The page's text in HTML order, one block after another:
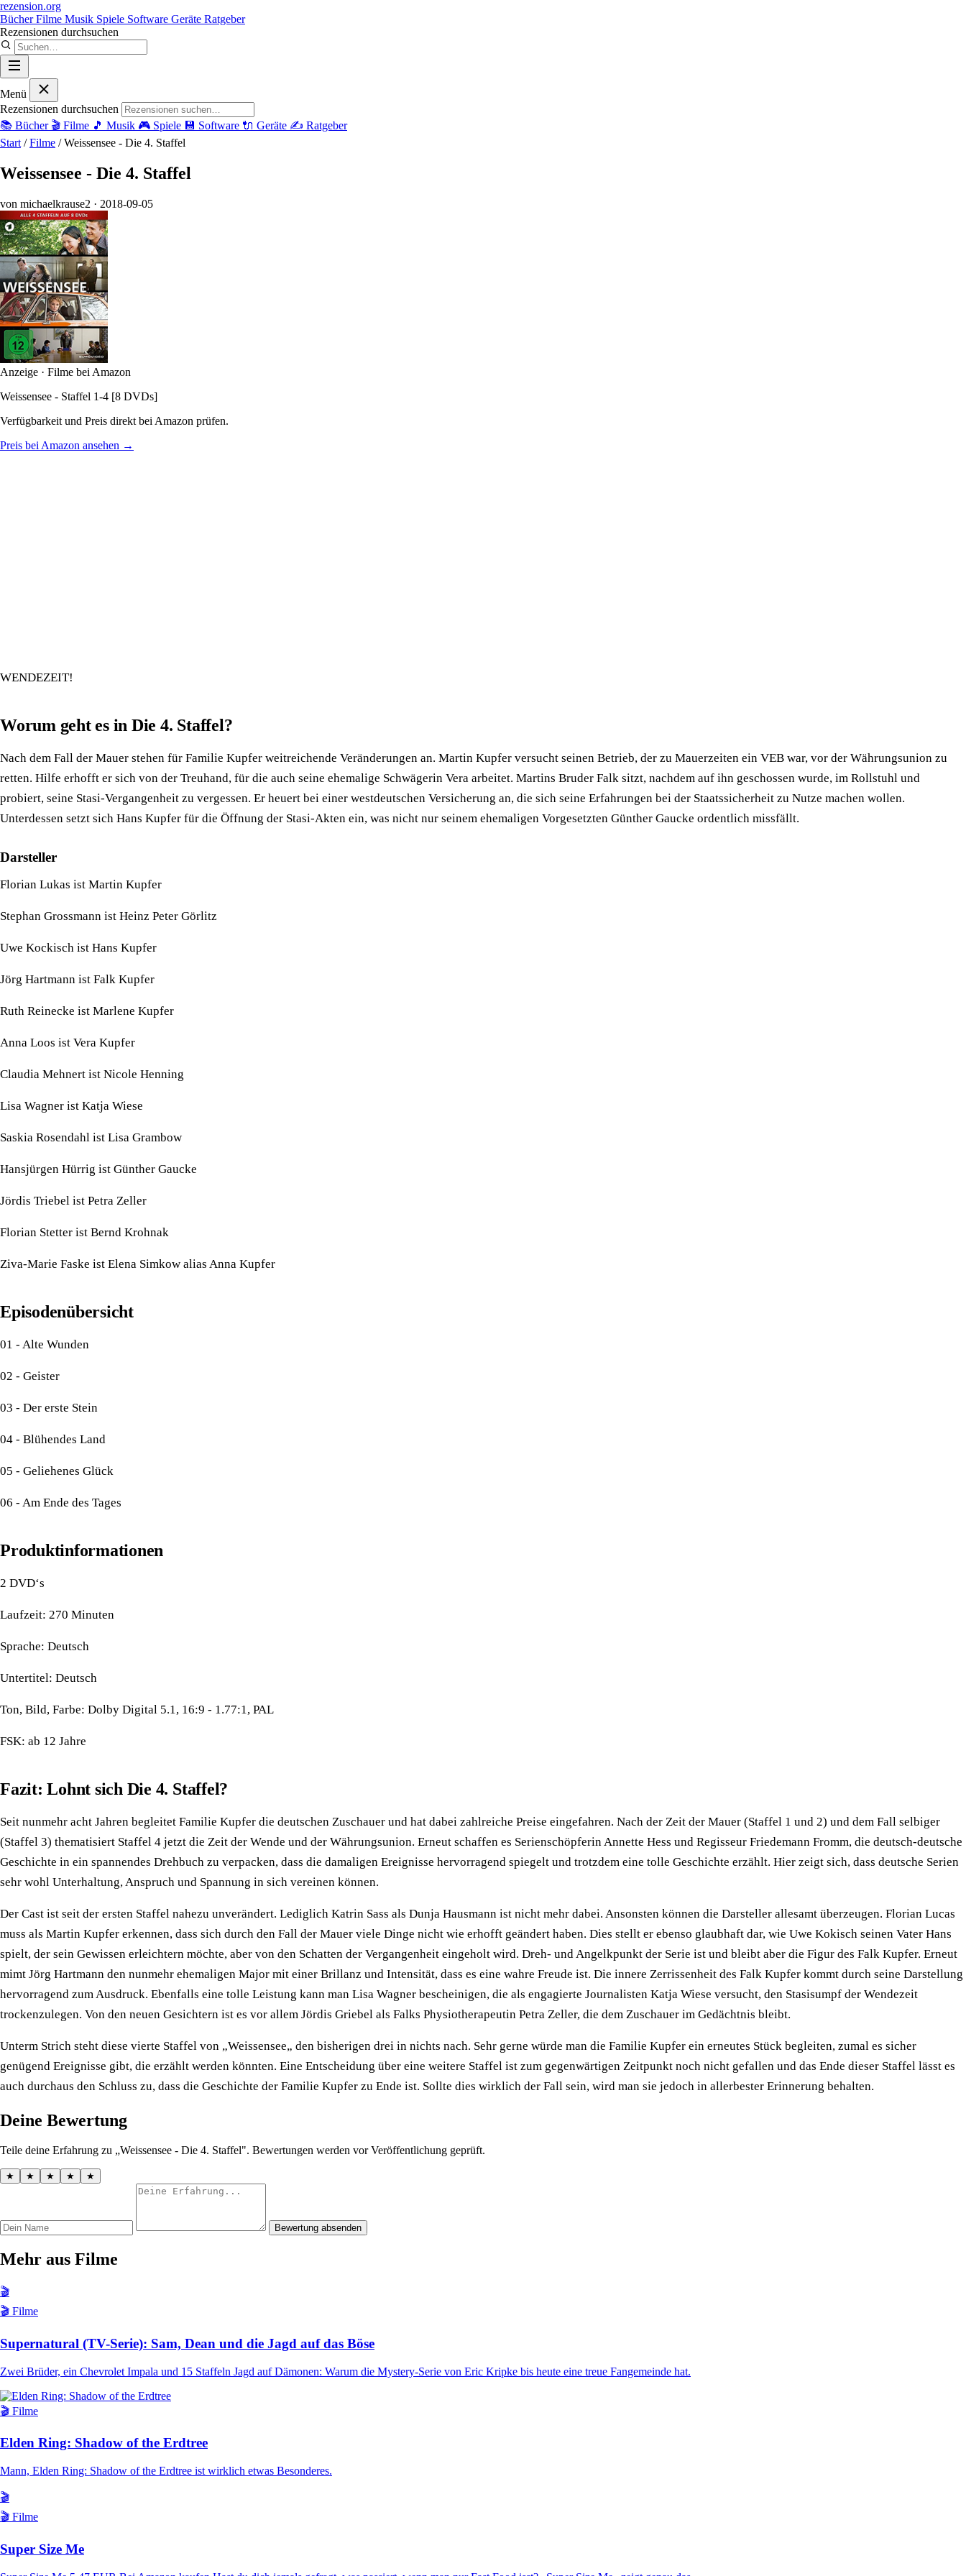
rezension.org
BücherFilme Musik Spiele Software Geräte Ratgeber
Rezensionen durchsuchen
Menü
Rezensionen durchsuchen
📚 Bücher 🎬 Filme 🎵 Musik 🎮 Spiele 💾 Software 🔌 Geräte ✍️ Ratgeber
Start / Filme / Weissensee - Die 4. Staffel
Weissensee - Die 4. Staffel
von michaelkrause2 · 2018-09-05
Anzeige · Filme bei Amazon
Weissensee - Staffel 1-4 [8 DVDs]
Verfügbarkeit und Preis direkt bei Amazon prüfen.
Preis bei Amazon ansehen →
WENDEZEIT!
Worum geht es in Die 4. Staffel?
Nach dem Fall der Mauer stehen für Familie Kupfer weitreichende Veränderungen an. Martin Kupfer versucht seinen Betrieb, der zu Mauerzeiten ein VEB war, vor der Währungsunion zu
retten. Hilfe erhofft er sich von der Treuhand, für die auch seine ehemalige Schwägerin Vera arbeitet. Martins Bruder Falk sitzt, nachdem auf ihn geschossen wurde, im Rollstuhl und
probiert, seine Stasi-Vergangenheit zu vergessen. Er heuert bei einer westdeutschen Versicherung an, die sich seine Erfahrungen bei der Staatssicherheit zu Nutze machen wollen.
Unterdessen setzt sich Hans Kupfer für die Öffnung der Stasi-Akten ein, was nicht nur seinem ehemaligen Vorgesetzten Günther Gaucke ordentlich missfällt.
Darsteller
Florian Lukas ist Martin Kupfer
Stephan Grossmann ist Heinz Peter Görlitz
Uwe Kockisch ist Hans Kupfer
Jörg Hartmann ist Falk Kupfer
Ruth Reinecke ist Marlene Kupfer
Anna Loos ist Vera Kupfer
Claudia Mehnert ist Nicole Henning
Lisa Wagner ist Katja Wiese
Saskia Rosendahl ist Lisa Grambow
Hansjürgen Hürrig ist Günther Gaucke
Jördis Triebel ist Petra Zeller
Florian Stetter ist Bernd Krohnak
Ziva-Marie Faske ist Elena Simkow alias Anna Kupfer
Episodenübersicht
01 - Alte Wunden
02 - Geister
03 - Der erste Stein
04 - Blühendes Land
05 - Geliehenes Glück
06 - Am Ende des Tages
Produktinformationen
2 DVD‘s
Laufzeit: 270 Minuten
Sprache: Deutsch
Untertitel: Deutsch
Ton, Bild, Farbe: Dolby Digital 5.1, 16:9 - 1.77:1, PAL
FSK: ab 12 Jahre
Fazit: Lohnt sich Die 4. Staffel?
Seit nunmehr acht Jahren begleitet Familie Kupfer die deutschen Zuschauer und hat dabei zahlreiche Preise eingefahren. Nach der Zeit der Mauer (Staffel 1 und 2) und dem Fall selbiger
(Staffel 3) thematisiert Staffel 4 jetzt die Zeit der Wende und der Währungsunion. Erneut schaffen es Serienschöpferin Annette Hess und Regisseur Friedemann Fromm, die deutsch-deutsche
Geschichte in ein spannendes Drehbuch zu verpacken, dass die damaligen Ereignisse hervorragend spiegelt und trotzdem eine tolle Geschichte erzählt. Hier zeigt sich, dass deutsche Serien
sehr wohl Unterhaltung, Anspruch und Spannung in sich vereinen können.
Der Cast ist seit der ersten Staffel nahezu unverändert. Lediglich Katrin Sass als Dunja Hausmann ist nicht mehr dabei. Ansonsten können die Darsteller allesamt überzeugen. Florian Lucas
muss als Martin Kupfer erkennen, dass sich durch den Fall der Mauer viele Dinge nicht wie erhofft geändert haben. Dies stellt er ebenso glaubhaft dar, wie Uwe Kokisch seinen Vater Hans
spielt, der sein Gewissen erleichtern möchte, aber von den Schatten der Vergangenheit eingeholt wird. Dreh- und Angelkpunkt der Serie ist und bleibt aber die Figur des Falk Kupfer. Erneut
mimt Jörg Hartmann den nunmehr ehemaligen Major mit einer Brillanz und Intensität, dass es eine wahre Freude ist. Die innere Zerrissenheit des Falk Kupfer kommt durch seine Darstellung
hervorragend zum Ausdruck. Ebenfalls eine tolle Leistung kann man Lisa Wagner bescheinigen, die als engagierte Journalisten Katja Wiese versucht, den Stasisumpf der Wendezeit
trockenzulegen. Von den neuen Gesichtern ist es vor allem Jördis Griebel als Falks Physiotherapeutin Petra Zeller, die dem Zuschauer im Gedächtnis bleibt.
Unterm Strich steht diese vierte Staffel von „Weissensee„ den bisherigen drei in nichts nach. Sehr gerne würde man die Familie Kupfer ein erneutes Stück begleiten, zumal es sicher
genügend Ereignisse gibt, die erzählt werden könnten. Eine Entscheidung über eine weitere Staffel ist zum gegenwärtigen Zeitpunkt noch nicht gefallen und das Ende dieser Staffel lässt es
auch durchaus den Schluss zu, dass die Geschichte der Familie Kupfer zu Ende ist. Sollte dies wirklich der Fall sein, wird man sie jedoch in allerbester Erinnerung behalten.
Deine Bewertung
Teile deine Erfahrung zu „Weissensee - Die 4. Staffel". Bewertungen werden vor Veröffentlichung geprüft.
★ ★ ★ ★ ★
Bewertung absenden
Mehr aus Filme
🎬
🎬 Filme
Supernatural (TV-Serie): Sam, Dean und die Jagd auf das Böse
Zwei Brüder, ein Chevrolet Impala und 15 Staffeln Jagd auf Dämonen: Warum die Mystery-Serie von Eric Kripke bis heute eine treue Fangemeinde hat.
🎬 Filme
Elden Ring: Shadow of the Erdtree
Mann, Elden Ring: Shadow of the Erdtree ist wirklich etwas Besonderes.
🎬
🎬 Filme
Super Size Me